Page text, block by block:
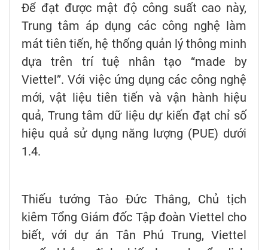
Để đạt được mật độ công suất cao này,
Trung tâm áp dụng các công nghệ làm
mát tiên tiến, hệ thống quản lý thông minh
dựa trên trí tuệ nhân tạo “made by
Viettel”. Với việc ứng dụng các công nghệ
mới, vật liệu tiên tiến và vận hành hiệu
quả, Trung tâm dữ liệu dự kiến đạt chỉ số
hiệu quả sử dụng năng lượng (PUE) dưới
1.4.
Thiếu tướng Tào Đức Thắng, Chủ tịch
kiêm Tổng Giám đốc Tập đoàn Viettel cho
biết, với dự án Tân Phú Trung, Viettel